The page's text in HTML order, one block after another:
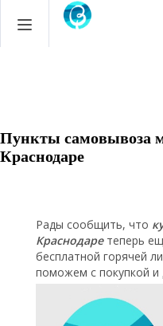
Пункты самовывоза
Краснодаре
Рады сообщить, что
Краснодаретеперь
бесплатной горячей
поможем с покупкой и